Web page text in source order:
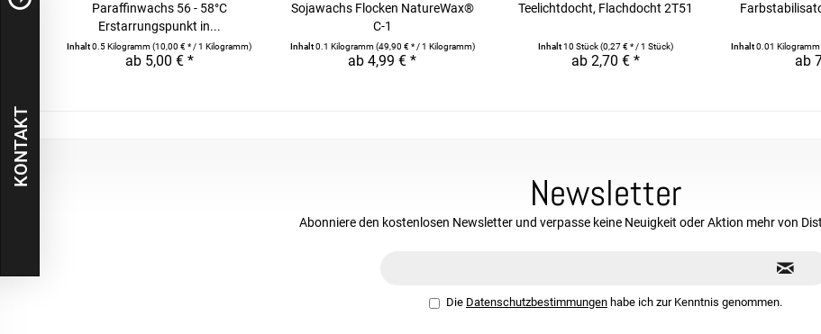
Paraffinwachs 56 - 58°C
Erstarrungspunkt in...
Inhalt0.5 Kilogramm(10,00 € * / 1 Kilogramm)
ab 5,00 € *
Sojawachs Flocken NatureWax®
C-1
Inhalt0.1 Kilogramm(49,90 € * / 1 Kilogramm)
ab 4,99 € *
Teelichtdocht, Flachdocht 2T51
Inhalt10 Stück(0,27 € * / 1 Stück)
ab 2,70 € *
Inhalt0.01
ab
Newsletter
Abonniere den kostenlosen Newsletter und verpasse keine Neuigkeit oder Aktion mehr von
Die Datenschutzbestimmungen habe ich zur Kenntnis genommen.
KONTAKT